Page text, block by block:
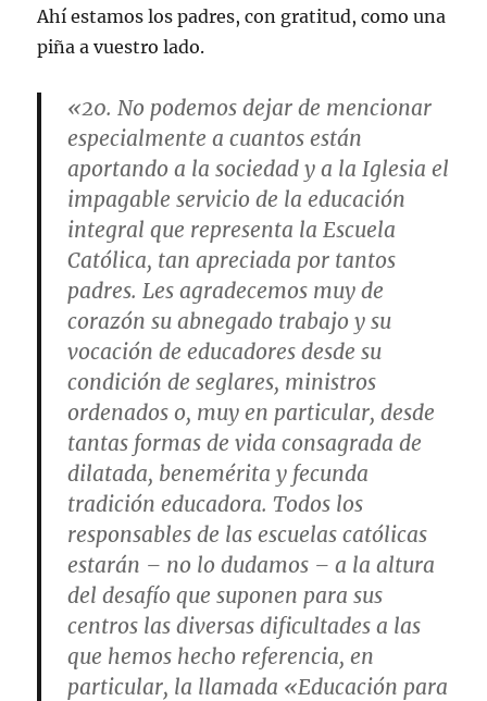
Ahí estamos los padres, con gratitud, como una
piña a vuestro lado.
«20. No podemos dejar de mencionar
especialmente a cuantos están
aportando a la sociedad y a la Iglesia el
impagable servicio de la educación
integral que representa la Escuela
Católica, tan apreciada por tantos
padres. Les agradecemos muy de
corazón su abnegado trabajo y su
vocación de educadores desde su
condición de seglares, ministros
ordenados o, muy en particular, desde
tantas formas de vida consagrada de
dilatada, benemérita y fecunda
tradición educadora. Todos los
responsables de las escuelas católicas
estarán – no lo dudamos – a la altura
del desafío que suponen para sus
centros las diversas dificultades a las
que hemos hecho referencia, en
particular, la llamada «Educación para